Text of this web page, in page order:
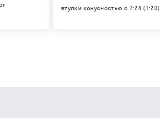
втулки конусностью с 7:24 (1:20)